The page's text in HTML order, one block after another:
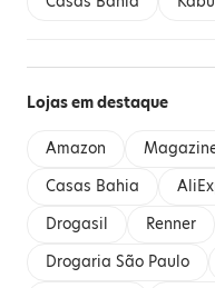
Lojas em destaque
Amazon
Casas Bahia
Drogasil
Renner
Drogaria São Paulo